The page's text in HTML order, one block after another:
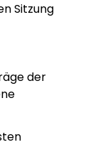
Sitzung
der